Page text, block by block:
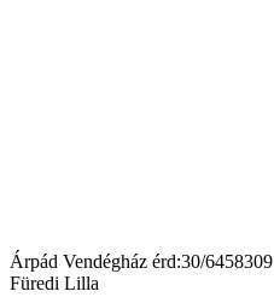
Árpád Vendégház érd:30/6458309
Füredi Lilla